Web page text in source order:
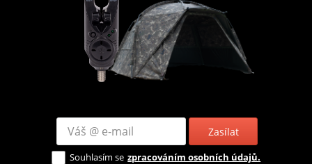
Zasílat
Souhlasím se zpracováním osobních údajů.